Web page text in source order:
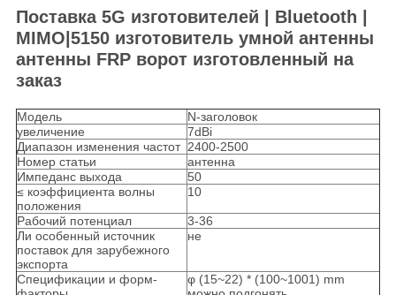
Поставка 5G изготовителей | Bluetooth |
MIMO|5150 изготовитель умной антенны
антенны FRP ворот изготовленный на
заказ
Модель
N-заголовок
увеличение
7dBi
Диапазон изменения частот 2400-2500
Номер статьи
антенна
Импеданс выхода
50
≤ коэффициента волны
положения
10
Рабочий потенциал
3-36
Ли особенный источник
поставок для зарубежного
экспорта
не
Спецификации и форм-
φ (15~22) * (100~1001) mm